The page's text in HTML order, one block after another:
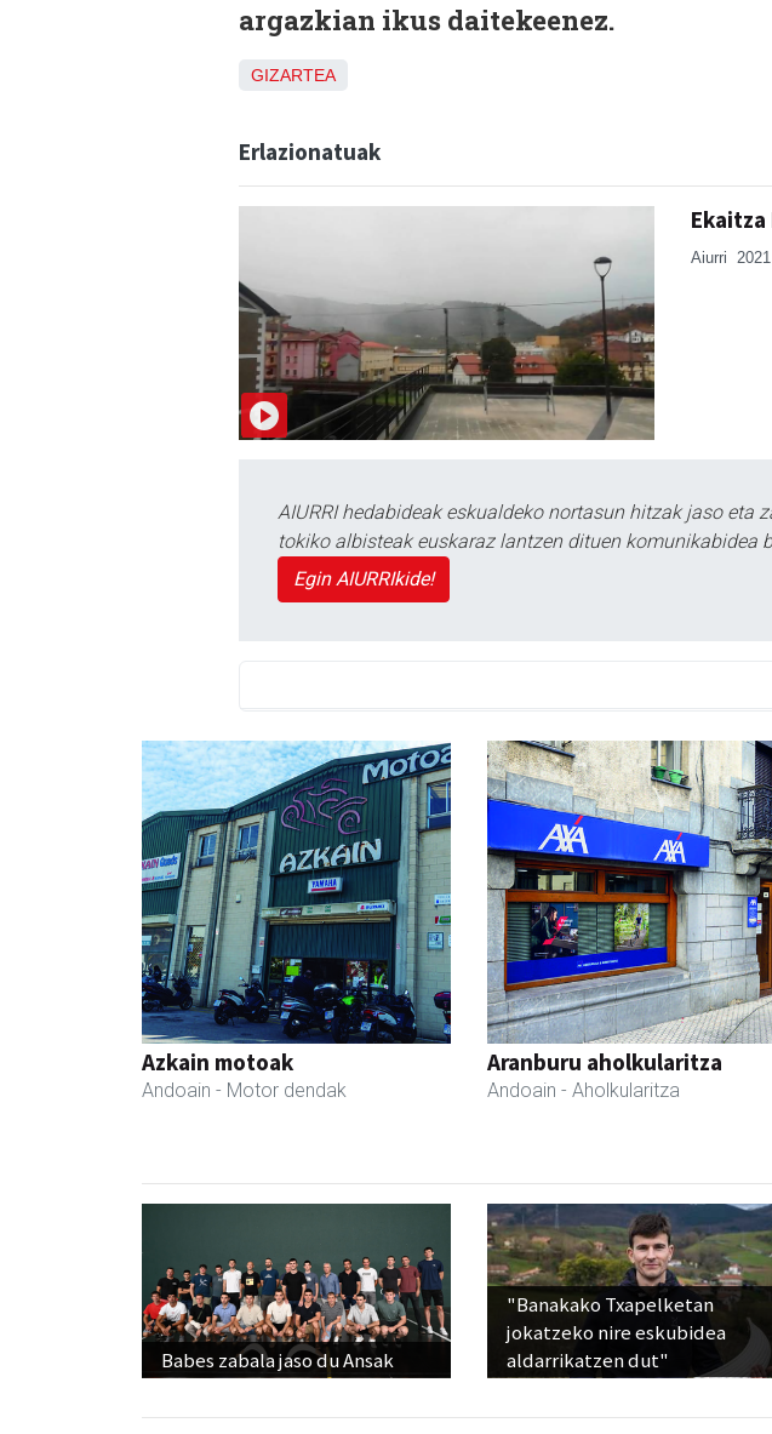
argazkian ikus daitekeenez.
GIZARTEA
Erlazionatuak
Aiurri
AIURRI hedabideak eskualdeko nortasun hitzak jaso eta
tokiko albisteak euskaraz lantzen dituen komunikabidea
Egin AIURRIkide!
Azkain motoak
Andoain - Motor dendak
Aranburu aholkularitza
Andoain - Aholkularitza
Babes zabala jaso du Ansak
"Banakako Txapelketan
jokatzeko nire eskubidea
aldarrikatzen dut"